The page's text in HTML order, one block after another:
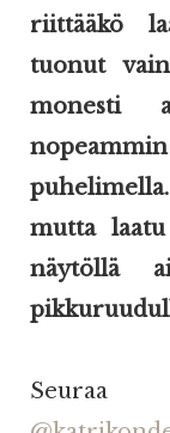
riittääkö
tuonut
monesti
mutta
näytöllä
Seuraa